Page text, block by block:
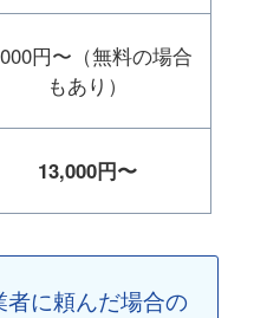
円〜（無料の場合
もあり）
13,000円〜
者に頼んだ場合の